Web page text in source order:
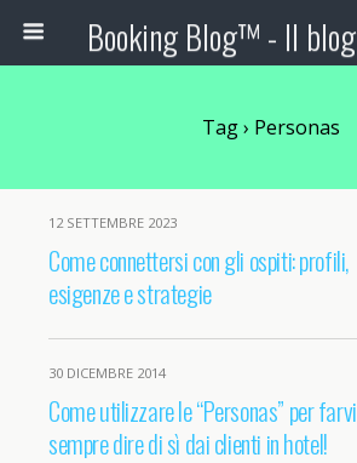
Tag › Personas
12 SETTEMBRE 2023
Come connettersi con gli ospiti: profili,
esigenze e strategie
30 DICEMBRE 2014
Come utilizzare le “Personas” per farvi
sempre dire di sì dai clienti in hotel!